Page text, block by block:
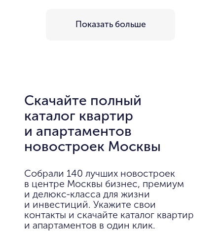
Показать больше
Скачайте полный
каталог квартир
и апартаментов
новостроек Москвы
Собрали 140 лучших новостроек
в центре Москвы бизнес, премиум
и делюкс-класса для жизни
и инвестиций. Укажите свои
контакты и скачайте каталог квартир
и апартаментов в один клик.